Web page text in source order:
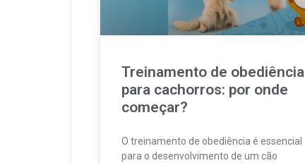
Treinamento de obediência
para cachorros: por onde
começar?
O treinamento de obediência é essencial
para o desenvolvimento de um cão